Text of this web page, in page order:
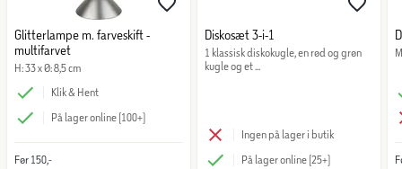
Glitterlampe m. farveskift -
multifarvet
H: 33 x Ø: 8,5 cm
Klik & Hent
På lager online (100+)
Før 150,-
Diskosæt 3-i-1
1 klassisk diskokugle, en rød og grøn
kugle og et ...
Ingen på lager i butik
På lager online (25+)